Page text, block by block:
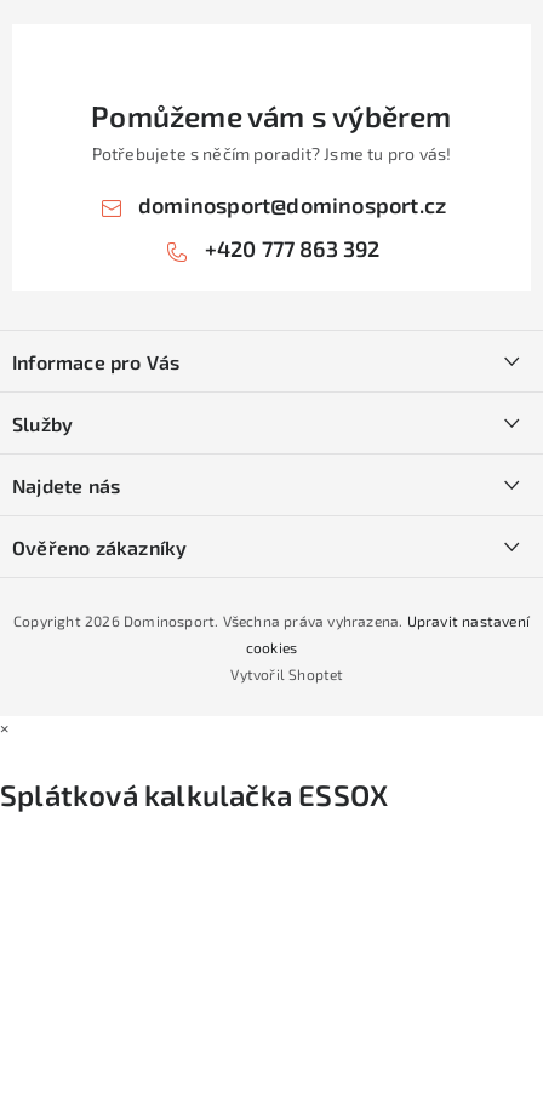
Pomůžeme vám s výběrem
Potřebujete s něčím poradit? Jsme tu pro vás!
dominosport@dominosport.cz
+420 777 863 392
pInformace pro Vás
Obchodní podmínky
Podmínky GDPR
Podmínky nákupu na splátky ESSOX
Služby
Naše prodejna
Najdete nás
Ověřeno zákazníky
Vytvořil Shoptet
Copyright 2026 Dominosport. Všechna práva vyhrazena. Upravit nastavení
cookies
×
Splátková kalkulačka ESSOX